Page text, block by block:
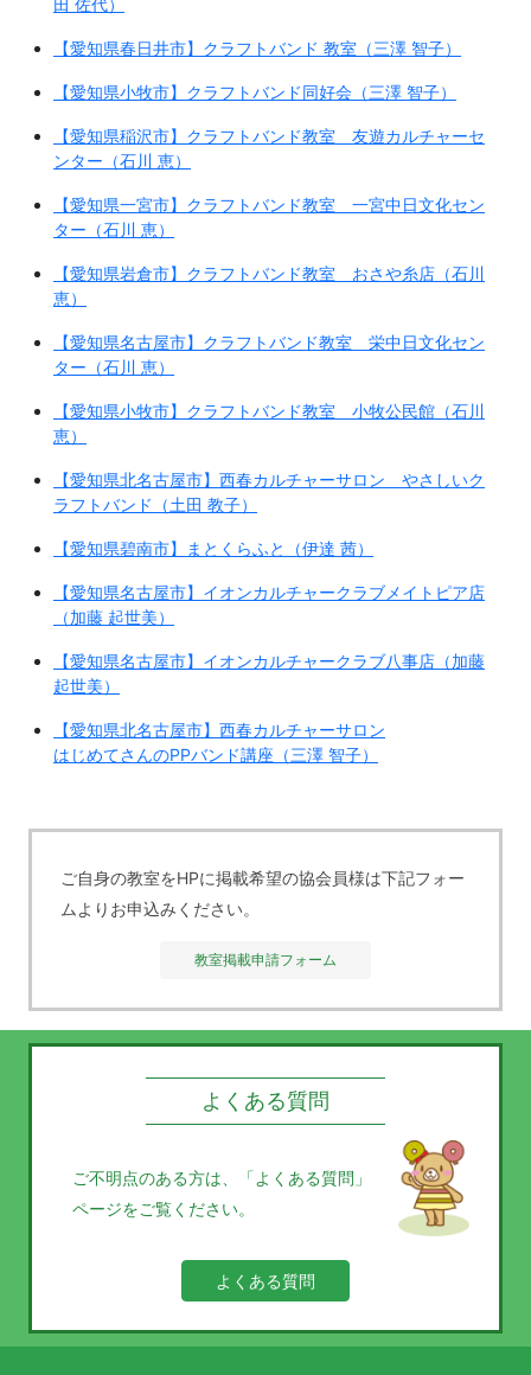
田 佐代）
【愛知県春日井市】クラフトバンド 教室（三澤 智子）
【愛知県小牧市】クラフトバンド同好会（三澤 智子）
【愛知県稲沢市】クラフトバンド教室 友遊カルチャーセ
ンター（石川 恵）
【愛知県一宮市】クラフトバンド教室 一宮中日文化セン
ター（石川 恵）
【愛知県岩倉市】クラフトバンド教室 おさや糸店（石川
恵）
【愛知県名古屋市】クラフトバンド教室 栄中日文化セン
ター（石川 恵）
【愛知県⼩牧市】クラフトバンド教室 小牧公民館（石川
恵）
【愛知県北名古屋市】西春カルチャーサロン やさしいク
ラフトバンド（土田 教子）
【愛知県碧南市】まとくらふと（伊達 茜）
【愛知県名古屋市】イオンカルチャークラブメイトピア店
（加藤 起世美）
【愛知県名古屋市】イオンカルチャークラブ八事店（加藤
起世美）
【愛知県北名古屋市】西春カルチャーサロン
はじめてさんのPPバンド講座（三澤 智子）
ご自身の教室をHPに掲載希望の協会員様は下記フォー
ムよりお申込みください。
教室掲載申請フォーム
よくある質問
ご不明点のある方は、
「よくある質問」
ページをご覧ください。
よくある質問